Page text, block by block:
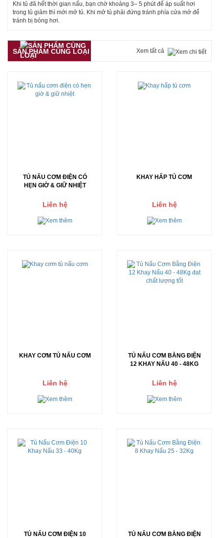
Khi tủ đã hết thời gian nấu, bạn chờ khoảng 3– 5 phút để áp suất hơi
trong tủ giảm thì mới mở tủ. Khi mở tủ phải đứng tránh phía cửa mở để
tránh bị bỏng hơi.
SẢN PHẨM CÙNG LOẠI Xem tất cả
TỦ NẤU CƠM ĐIỆN CÓ
HẸN GIỜ & GIỮ NHIỆT
Liên hệ
KHAY HẤP TỦ CƠM
Liên hệ
KHAY CƠM TỦ NẤU CƠM
Liên hệ
TỦ NẤU CƠM BẰNG ĐIỆN
12 KHAY NẤU 40 - 48KG
Liên hệ
TỦ NẤU CƠM ĐIỆN 10
TỦ NẤU CƠM BẰNG ĐIỆN